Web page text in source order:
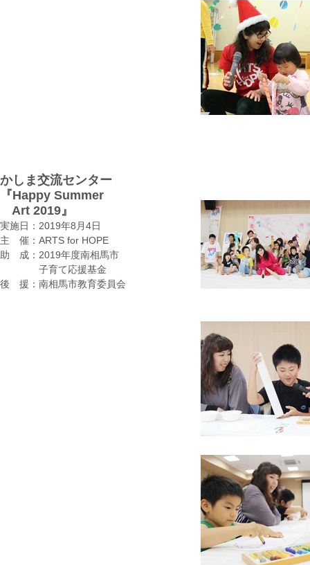
かしま交流センター
『Happy Summer
Art 2019』
実施日：2019年8月4日
​主 催：ARTS for HOPE
助 成：2019年度南相馬市
子育て応援基金
後 援：南相馬市教育委員会